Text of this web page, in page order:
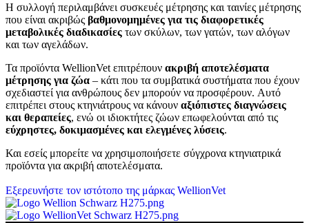
Η συλλογή περιλαμβάνει συσκευές μέτρησης και ταινίες μέτρησης
που είναι ακριβώς βαθμονομημένες για τις διαφορετικές
μεταβολικές διαδικασίες των σκύλων, των γατών, των αλόγων
και των αγελάδων.
Τα προϊόντα WellionVet επιτρέπουν ακριβή αποτελέσματα
μέτρησης για ζώα – κάτι που τα συμβατικά συστήματα που έχουν
σχεδιαστεί για ανθρώπους δεν μπορούν να προσφέρουν. Αυτό
επιτρέπει στους κτηνιάτρους να κάνουν αξιόπιστες διαγνώσεις
και θεραπείες, ενώ οι ιδιοκτήτες ζώων επωφελούνται από τις
εύχρηστες, δοκιμασμένες και ελεγμένες λύσεις.
Και εσείς μπορείτε να χρησιμοποιήσετε σύγχρονα κτηνιατρικά
προϊόντα για ακριβή αποτελέσματα.
Εξερευνήστε τον ιστότοπο της μάρκας WellionVet